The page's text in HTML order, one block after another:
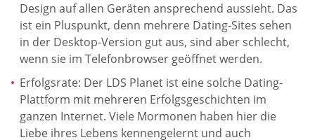
Design auf allen Geräten ansprechend aussieht. Das
ist ein Pluspunkt, denn mehrere Dating-Sites sehen
in der Desktop-Version gut aus, sind aber schlecht,
wenn sie im Telefonbrowser geöffnet werden.
Erfolgsrate: Der LDS Planet ist eine solche Dating-
Plattform mit mehreren Erfolgsgeschichten im
ganzen Internet. Viele Mormonen haben hier die
Liebe ihres Lebens kennengelernt und auch